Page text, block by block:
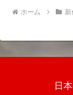
ホーム 新
日